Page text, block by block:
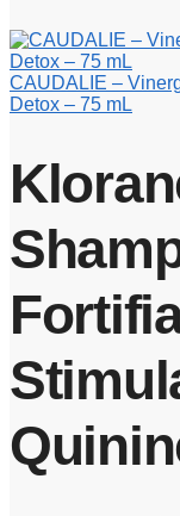
CAUDALIE –
Detox – 75 mL